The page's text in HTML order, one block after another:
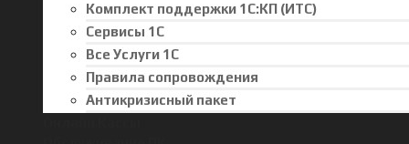
Комплект поддержки 1С:КП (ИТС)
Сервисы 1С
Все Услуги 1С
Правила сопровождения
Антикризисный пакет